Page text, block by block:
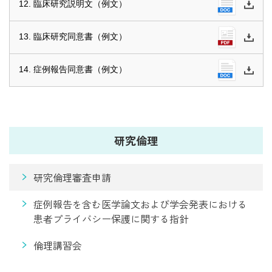
12. 臨床研究説明文（例文）
13. 臨床研究同意書（例文）
14. 症例報告同意書（例文）
研究倫理
研究倫理審査申請
症例報告を含む医学論文および学会発表における
患者プライバシー保護に関する指針
倫理講習会